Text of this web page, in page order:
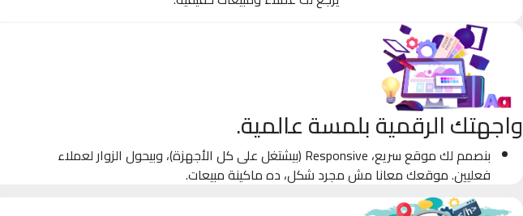
واجهتك الرقمية بلمسة عالمية.
بنصمم لك موقع سريع، Responsive (بيشتغل على كل الأجهزة)، وبيحول الزوار لعملاء
فعليين. موقعك معانا مش مجرد شكل، ده ماكينة مبيعات.